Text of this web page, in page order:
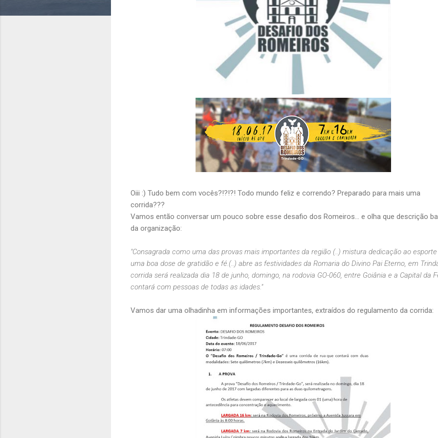
Oiii :) Tudo bem com vocês?!?!?! Todo mundo feliz e correndo? Preparado para mais uma
corrida???
Vamos então conversar um pouco sobre esse desafio dos Romeiros... e olha que descrição
da organização:
"Consagrada como uma das provas mais importantes da região (..) mistura dedicação ao
uma boa dose de gratidão e fé.(..) abre as festividades da Romaria do Divino Pai Eterno, em
corrida será realizada dia 18 de junho, domingo, na rodovia GO-060, entre Goiânia e a Capital da
contará com pessoas de todas as idades."
Vamos dar uma olhadinha em informações importantes, extraídos do regulamento da corrida: